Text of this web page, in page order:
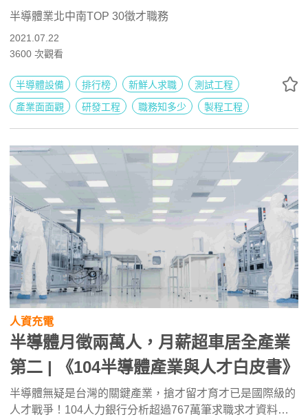
半導體業北中南TOP 30徵才職務
2021.07.22
3600 次觀看
半導體設備 排行榜 新鮮人求職
測試工程
產業面面觀
研發工程 職務知多少 製程工程
人資充電
半導體月徵兩萬人，月薪超車居全產業
第二 | 《104半導體產業與人才白皮書》
半導體無疑是台灣的關鍵產業，搶才留才育才已是國際級的
人才戰爭！104人力銀行分析超過767萬筆求職求才資料，